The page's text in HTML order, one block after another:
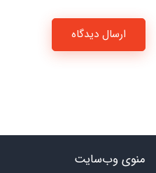
ارسال دیدگاه
منوی وب‌سایت